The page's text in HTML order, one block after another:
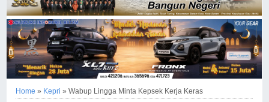
Home » Kepri »Wabup Lingga Minta Kepsek Kerja Keras